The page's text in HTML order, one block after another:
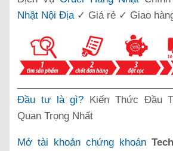
Nhật Nội Địa✓ Giá rẻ ✓ Giao
Đầu tư là gì? Kiến Thức Đầu
Quan Trọng Nhất
Mở tài khoản chứng khoán